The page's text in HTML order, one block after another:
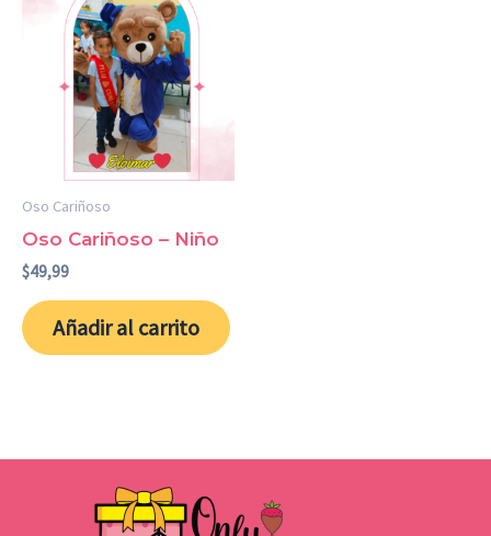
Oso Cariñoso
Oso Cariñoso – Niño
$49,99
Añadir al carrito